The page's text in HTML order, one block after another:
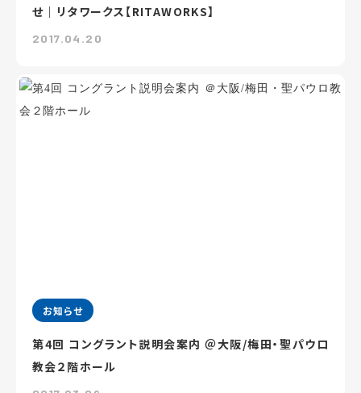
せ｜リタワークス【RITAWORKS】
2017.04.20
お知らせ
第4回 コングラント説明会案内 ＠大阪/梅田・聖パウロ
教会２階ホール